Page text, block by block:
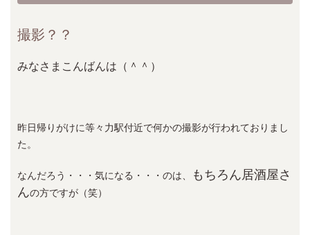
撮影？？
みなさまこんばんは（＾＾）
昨日帰りがけに等々力駅付近で何かの撮影が行われておりまし
た。
なんだろう・・・気になる・・・のは、
もちろん居酒屋さ
んの方ですが（笑）